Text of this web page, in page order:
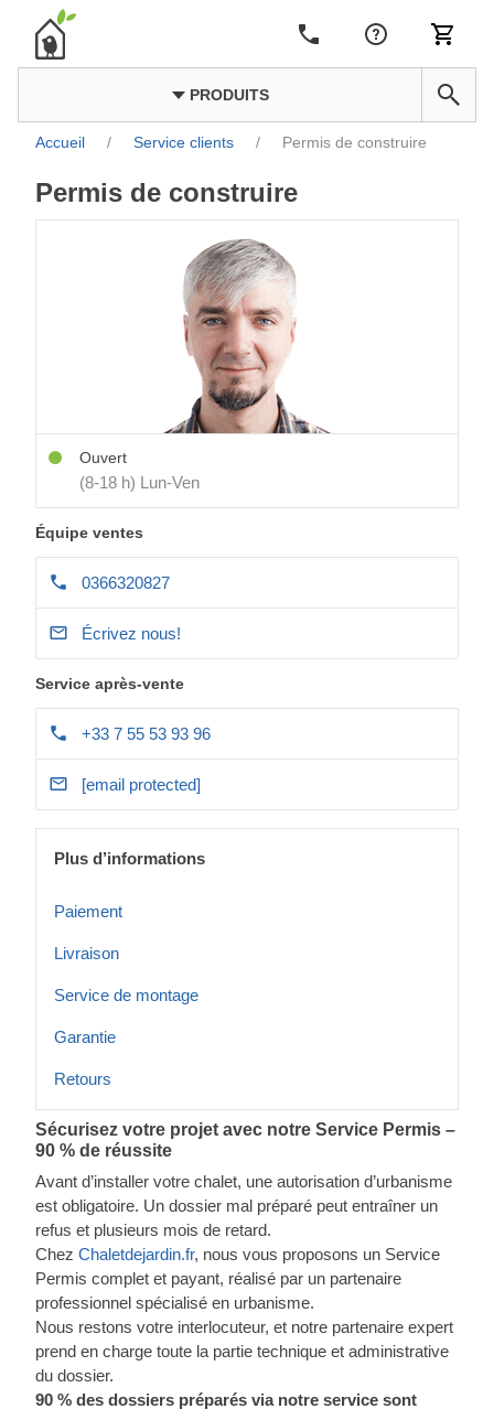
PRODUITS
Accueil / Service clients / Permis de construire
Permis de construire
Ouvert
(8-18 h) Lun-Ven
Équipe ventes
0366320827
Écrivez nous!
Service après-vente
+33 7 55 53 93 96
[email protected]
Plus d’informations
Paiement
Livraison
Service de montage
Garantie
Retours
Sécurisez votre projet avec notre Service Permis –
90 % de réussite
Avant d’installer votre chalet, une autorisation d’urbanisme
est obligatoire. Un dossier mal préparé peut entraîner un
refus et plusieurs mois de retard.
Chez Chaletdejardin.fr, nous vous proposons un Service
Permis complet et payant, réalisé par un partenaire
professionnel spécialisé en urbanisme.
Nous restons votre interlocuteur, et notre partenaire expert
prend en charge toute la partie technique et administrative
du dossier.
90 % des dossiers préparés via notre service sont